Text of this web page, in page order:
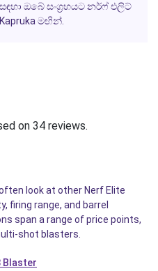
ඔබේ සංග්‍රහයට නර්ෆ් එලිට්
මඟින්.
on 34 reviews.
look at other Nerf Elite
firing range, and barrel
span a range of price points,
shot blasters.
Blaster